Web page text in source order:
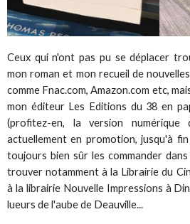
Ceux qui n'ont pas pu se déplacer
mon roman et mon recueil de
comme Fnac.com, Amazon.com etc,
mon éditeur Les Editions du 38 en
(profitez-en, la version
actuellement en promotion, jusqu'à
toujours bien sûr les commander
trouver notamment à la Librairie du
à la librairie Nouvelle Impressions à
lueurs de l'aube de Deauville...